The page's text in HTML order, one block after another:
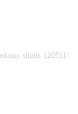
shpits-120511/